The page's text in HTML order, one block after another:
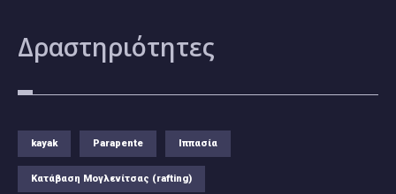
Δραστηριότητες
kayak Parapente Ιππασία
Κατάβαση Μογλενίτσας (rafting)